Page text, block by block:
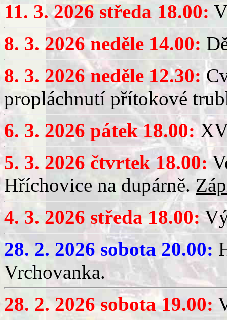
11. 3. 2026 středa 18.00:
8. 3. 2026 neděle 14.00:
8. 3. 2026 neděle 12.30:
propláchnutí přítokové
6. 3. 2026 pátek 18.00:
5. 3. 2026 čtvrtek 18.00:
Hříchovice na dupárně.
4. 3. 2026 středa 18.00:
28. 2. 2026 sobota 20.00:
Vrchovanka.
28. 2. 2026 sobota 19.00: